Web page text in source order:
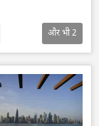
और भी2